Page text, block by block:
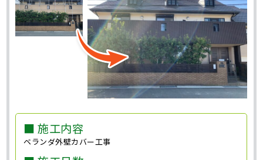
■ 施工内容
ベランダ外壁カバー工事